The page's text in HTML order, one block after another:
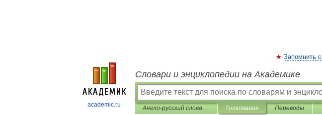
academic.ru
Запомнить
Словари и энциклопедии на Академике
Англо-русский словарь нефтегазовой промышленности Толкования Переводы